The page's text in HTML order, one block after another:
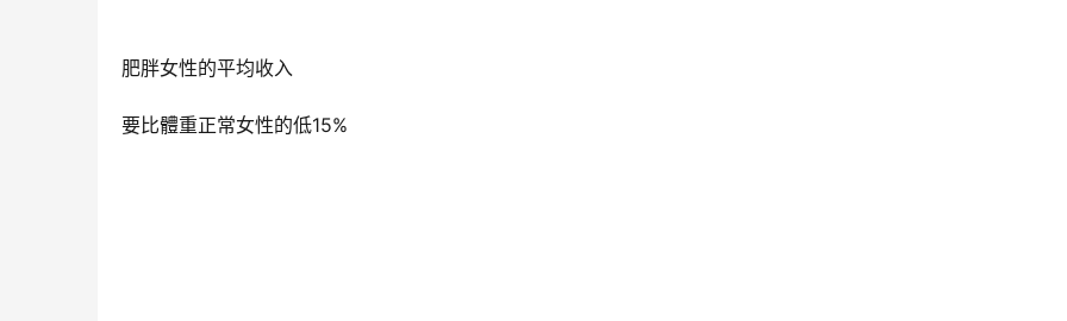
肥胖女性的平均收入
要比體重正常女性的低15%